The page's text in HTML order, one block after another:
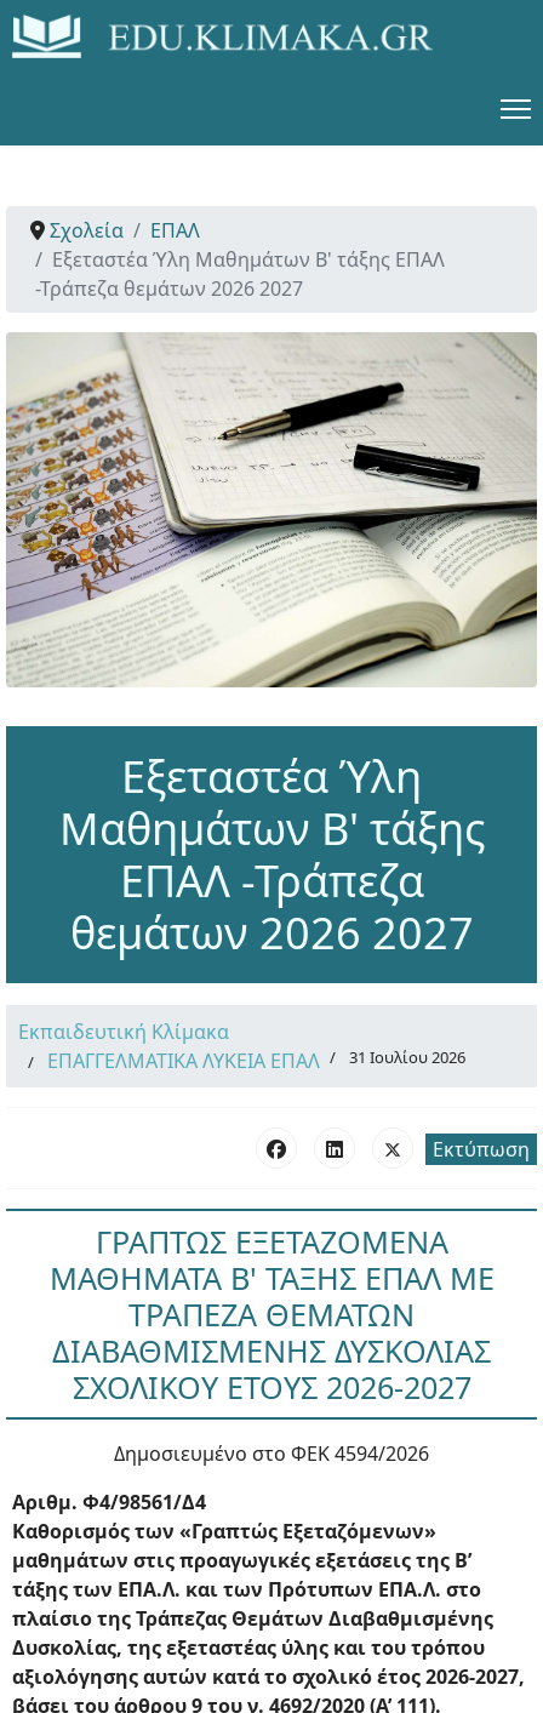
Σχολεία
ΕΠΑΛ
Εξεταστέα Ύλη Μαθημάτων Β' τάξης ΕΠΑΛ
-Τράπεζα θεμάτων 2026 2027
Εξεταστέα Ύλη
Μαθημάτων Β' τάξης
ΕΠΑΛ -Τράπεζα
θεμάτων 2026 2027
Εκπαιδευτική Κλίμακα
ΕΠΑΓΓΕΛΜΑΤΙΚΑ ΛΥΚΕΙΑ ΕΠΑΛ
31 Ιουλίου 2026
Εκτύπωση
ΓΡΑΠΤΩΣ ΕΞΕΤΑΖΟΜΕΝΑ
ΜΑΘΗΜΑΤΑ Β' ΤΑΞΗΣ ΕΠΑΛ ΜΕ
ΤΡΑΠΕΖΑ ΘΕΜΑΤΩΝ
ΔΙΑΒΑΘΜΙΣΜΕΝΗΣ ΔΥΣΚΟΛΙΑΣ
ΣΧΟΛΙΚΟΥ ΕΤΟΥΣ 2026-2027
Δημοσιευμένο στο ΦΕΚ 4594/2026
Αριθμ. Φ4/98561/Δ4
Καθορισμός των «Γραπτώς Εξεταζόμενων»
μαθημάτων στις προαγωγικές εξετάσεις της B’
τάξης των ΕΠΑ.Λ. και των Πρότυπων ΕΠΑ.Λ. στο
πλαίσιο της Τράπεζας Θεμάτων Διαβαθμισμένης
Δυσκολίας, της εξεταστέας ύλης και του τρόπου
αξιολόγησης αυτών κατά το σχολικό έτος 2026-2027,
βάσει του άρθρου 9 του ν. 4692/2020 (Α’ 111).